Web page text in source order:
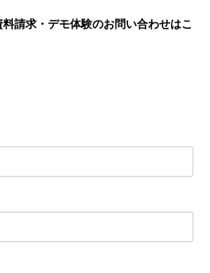
請求・デモ体験のお問い合わせはこ